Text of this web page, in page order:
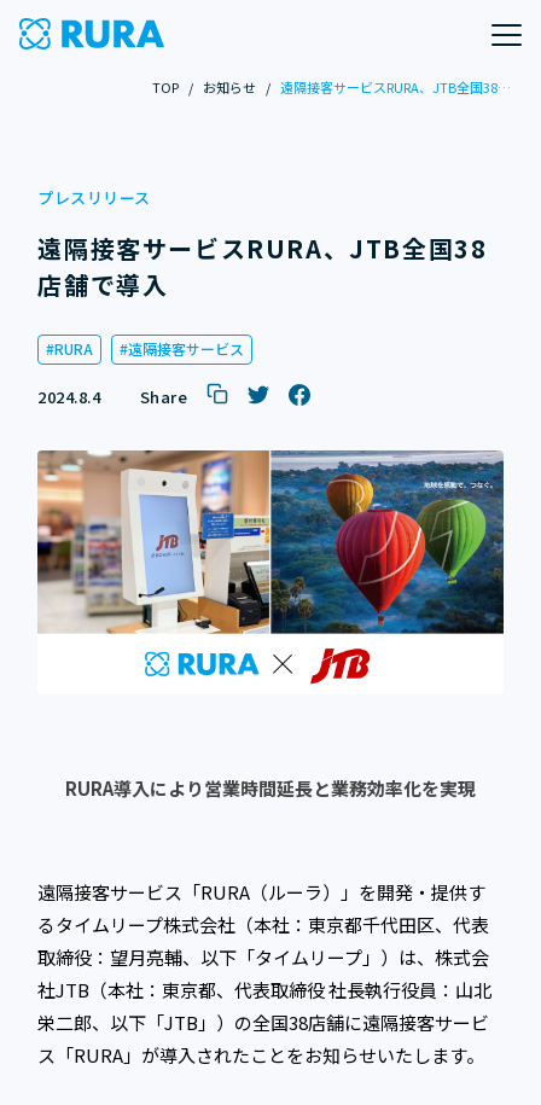
TOP / お知らせ / 遠隔接客サービスRURA、JTB全国38店舗で導入
プレスリリース
遠隔接客サービスRURA、JTB全国38
店舗で導入
RURA 遠隔接客サービス
2024.8.4 Share
RURA導入により営業時間延長と業務効率化を実現
遠隔接客サービス「RURA（ルーラ）」を開発・提供す
るタイムリープ株式会社（本社：東京都千代田区、代表
取締役：望月亮輔、以下「タイムリープ」）は、株式会
社JTB（本社：東京都、代表取締役 社長執行役員：山北
栄二郎、以下「JTB」）の全国38店舗に遠隔接客サービ
ス「RURA」が導入されたことをお知らせいたします。